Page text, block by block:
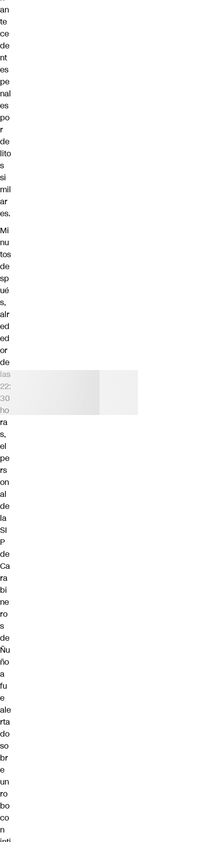
an
te
ce
de
nt
es
pe
nal
es
po
r
de
lito
s
si
mil
ar
es.
Mi
nu
tos
de
sp
ué
s,
alr
ed
ed
or
de
las
22:
30
ho
ra
s,
el
pe
rs
on
al
de
la
SI
P
de
Ca
ra
bi
ne
ro
s
de
Ñu
ño
a
fu
e
ale
rta
do
so
br
e
un
ro
bo
co
n